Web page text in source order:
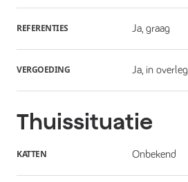
REFERENTIES Ja, graag
VERGOEDING Ja, in overleg
Thuissituatie
KATTEN Onbekend